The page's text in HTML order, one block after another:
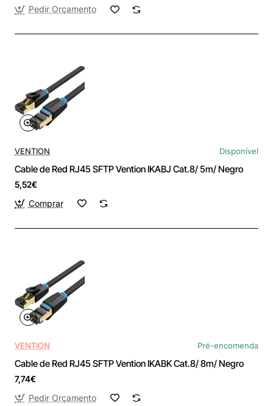
Pedir Orçamento
VENTION Disponível
Cable de Red RJ45 SFTP Vention IKABJ Cat.8/ 5m/ Negro
5,52€
Comprar
VENTION Pré-encomenda
Cable de Red RJ45 SFTP Vention IKABK Cat.8/ 8m/ Negro
7,74€
Pedir Orçamento